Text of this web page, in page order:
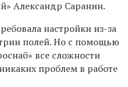
Александр Саранин.
настройки из-за
полей. Но с помощью
все сложности
проблем в работе